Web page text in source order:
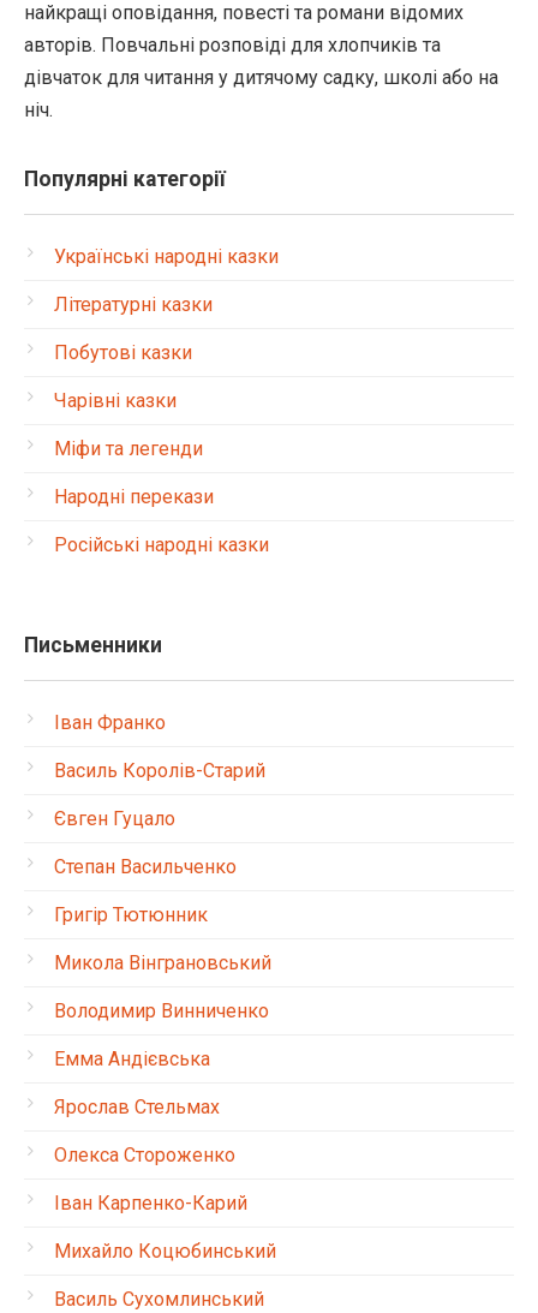
найкращі оповідання, повесті та романи відомих
авторів. Повчальні розповіді для хлопчиків та
дівчаток для читання у дитячому садку, школі або на
ніч.
Популярні категорії
Українські народні казки
Літературні казки
Побутові казки
Чарівні казки
Міфи та легенди
Народні перекази
Російські народні казки
Письменники
Іван Франко
Василь Королів-Старий
Євген Гуцало
Степан Васильченко
Григір Тютюнник
Микола Вінграновський
Володимир Винниченко
Емма Андієвська
Ярослав Стельмах
Олекса Стороженко
Іван Карпенко-Карий
Михайло Коцюбинський
Василь Сухомлинський